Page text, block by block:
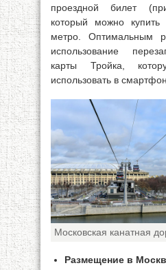
проездной билет
который можно
метро. Оптимальным
использование
карты Тройка,
использовать в
Московская канатная
Размещение в